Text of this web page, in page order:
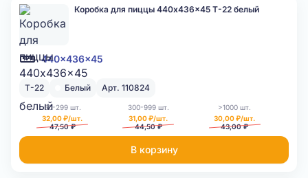
440x436x45
Коробка для пиццы 440x436x45 Т-22 белый
Т-22 Белый Арт. 110824
50-299 шт.
32,00 ₽/шт.
47,50 ₽
300-999 шт.
31,00 ₽/шт.
44,50 ₽
>1000 шт.
30,00 ₽/шт.
43,00 ₽
В корзину